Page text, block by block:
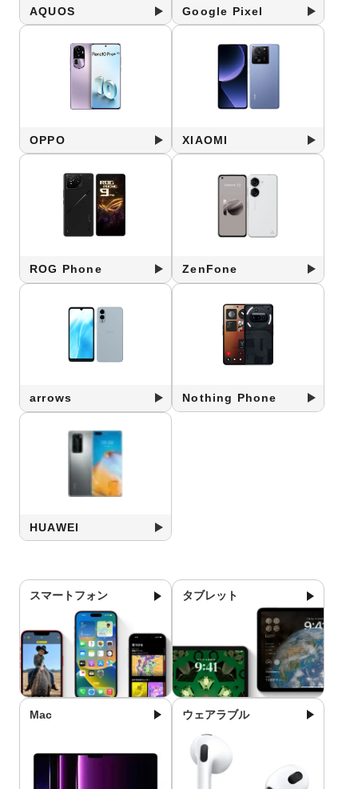
AQUOS Google Pixel
OPPO XIAOMI
ROG Phone ZenFone
arrows Nothing Phone
HUAWEI
スマートフォン タブレット
Mac ウェアラブル